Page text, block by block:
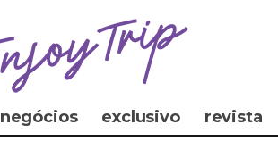
negócios exclusivo revista